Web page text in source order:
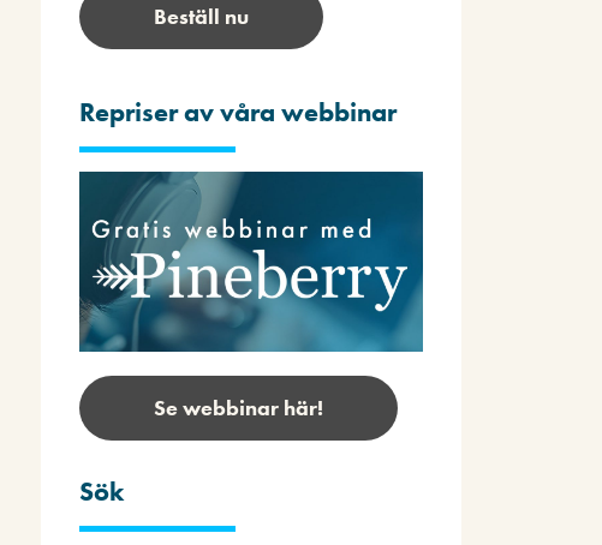
Beställ nu
Repriser av våra webbinar
Se webbinar här!
Sök